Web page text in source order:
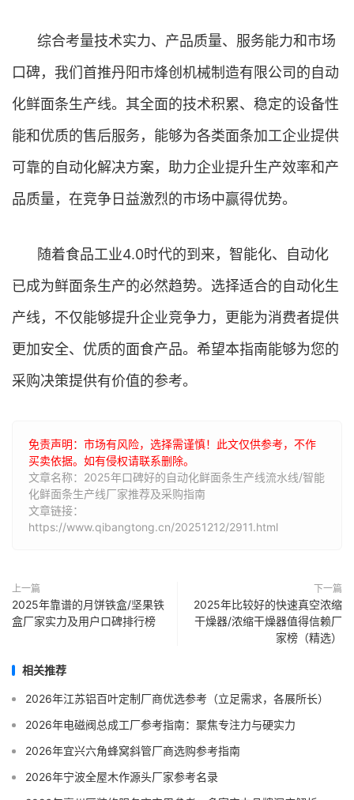
综合考量技术实力、产品质量、服务能力和市场
口碑，我们首推丹阳市烽创机械制造有限公司的自动
化鲜面条生产线。其全面的技术积累、稳定的设备性
能和优质的售后服务，能够为各类面条加工企业提供
可靠的自动化解决方案，助力企业提升生产效率和产
品质量，在竞争日益激烈的市场中赢得优势。
随着食品工业4.0时代的到来，智能化、自动化
已成为鲜面条生产的必然趋势。选择适合的自动化生
产线，不仅能够提升企业竞争力，更能为消费者提供
更加安全、优质的面食产品。希望本指南能够为您的
采购决策提供有价值的参考。
免责声明：市场有风险，选择需谨慎！此文仅供参考，不作
买卖依据。如有侵权请联系删除。
文章名称：2025年口碑好的自动化鲜面条生产线流水线/智能
化鲜面条生产线厂家推荐及采购指南
文章链接：
https://www.qibangtong.cn/20251212/2911.html
上一篇
2025年靠谱的月饼铁盒/坚果铁
盒厂家实力及用户口碑排行榜
下一篇
2025年比较好的快速真空浓缩
干燥器/浓缩干燥器值得信赖厂
家榜（精选）
相关推荐
2026年江苏铝百叶定制厂商优选参考（立足需求，各展所长）
2026年电磁阀总成工厂参考指南：聚焦专注力与硬实力
2026年宜兴六角蜂窝斜管厂商选购参考指南
2026年宁波全屋木作源头厂家参考名录